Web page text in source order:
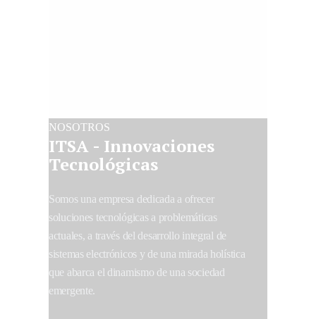
NOSOTROS
ITSA - Innovaciones
Tecnológicas
Somos una empresa dedicada a ofrecer
soluciones tecnológicas a problemáticas
actuales, a través del desarrollo integral de
sistemas electrónicos y de una mirada holística
que abarca el dinamismo de una sociedad
emergente.